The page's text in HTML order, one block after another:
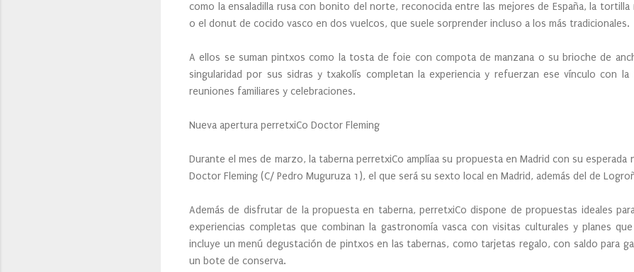
como la ensaladilla rusa con bonito del norte, reconocida entre las mejores de España, la tortilla
o el donut de cocido vasco en dos vuelcos, que suele sorprender incluso a los más tradicionales.
A ellos se suman pintxos como la tosta de foie con compota de manzana o su brioche de
singularidad por sus sidras y txakolís completan la experiencia y refuerzan ese vínculo con la
reuniones familiares y celebraciones.
Nueva apertura perretxiCo Doctor Fleming
Durante el mes de marzo, la taberna perretxiCo amplíaa su propuesta en Madrid con su esperada
Doctor Fleming (C/ Pedro Muguruza 1), el que será su sexto local en Madrid, además del de
Además de disfrutar de la propuesta en taberna, perretxiCo dispone de propuestas ideales
experiencias completas que combinan la gastronomía vasca con visitas culturales y planes
incluye un menú degustación de pintxos en las tabernas, como tarjetas regalo, con saldo para
un bote de conserva.